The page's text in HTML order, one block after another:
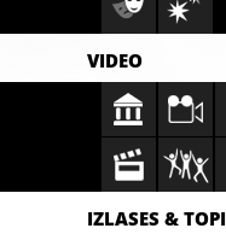
VIDEO
IZLASES & TOPI